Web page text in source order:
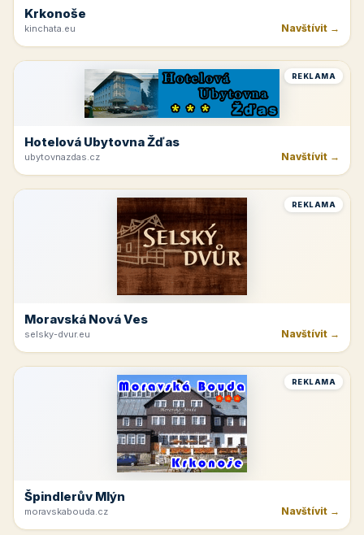
Krkonoše
kinchata.eu Navštívit →
REKLAMA
Hotelová Ubytovna Žďas
ubytovnazdas.cz Navštívit →
REKLAMA
Moravská Nová Ves
selsky-dvur.eu Navštívit →
REKLAMA
Špindlerův Mlýn
moravskabouda.cz Navštívit →